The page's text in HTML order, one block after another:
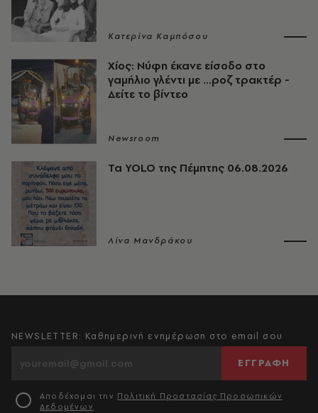
Κατερίνα Καμπόσου
Χίος: Νύφη έκανε είσοδο στο
γαμήλιο γλέντι με ...ροζ τρακτέρ -
Δείτε το βίντεο
Newsroom
Τα YOLO της Πέμπτης 06.08.2026
Λίνα Μανδράκου
NEWSLETTER: Καθημερινή ενημέρωση στο email σου
ΕΓΓΡΑΦΗ
Αποδέχομαι την Πολιτική Προστασίας Προσωπικών
Δεδομένων